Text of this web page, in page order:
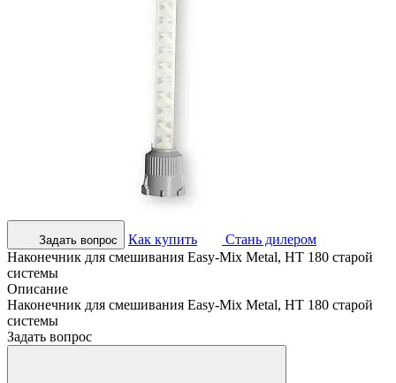
Задать вопрос Как купить
Стань дилером
Наконечник для смешивания Easy-Mix Metal, HT 180 старой
системы
Описание
Наконечник для смешивания Easy-Mix Metal, HT 180 старой
системы
Задать вопрос